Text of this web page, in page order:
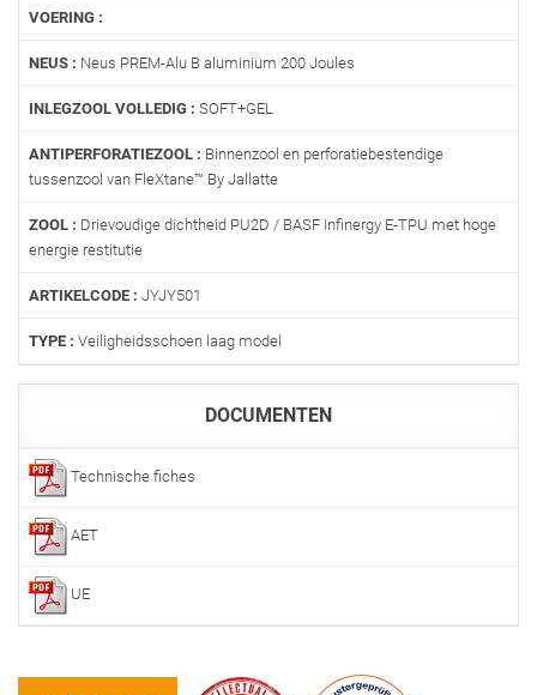
VOERING :
NEUS : Neus PREM-Alu B aluminium 200 Joules
INLEGZOOL VOLLEDIG : SOFT+GEL
ANTIPERFORATIEZOOL : Binnenzool en perforatiebestendige
tussenzool van FleXtane™ By Jallatte
ZOOL : Drievoudige dichtheid PU2D / BASF Infinergy E-TPU met hoge
energie restitutie
ARTIKELCODE : JYJY501
TYPE : Veiligheidsschoen laag model
DOCUMENTEN
Technische fiches
AET
UE